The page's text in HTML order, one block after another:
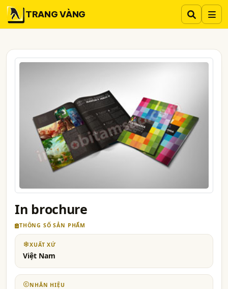
TRANG VÀNG
In brochure
THÔNG SỐ SẢN PHẨM
XUẤT XỨ
Việt Nam
NHÃN HIỆU